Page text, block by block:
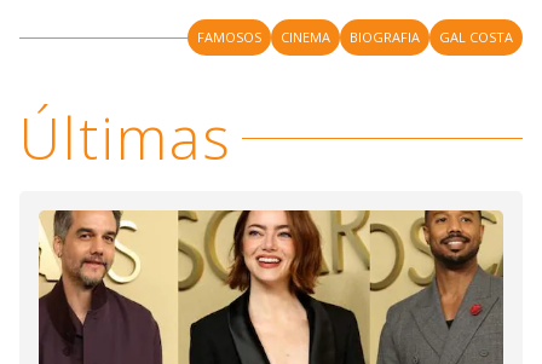
FAMOSOS CINEMA BIOGRAFIA GAL COSTA
Últimas